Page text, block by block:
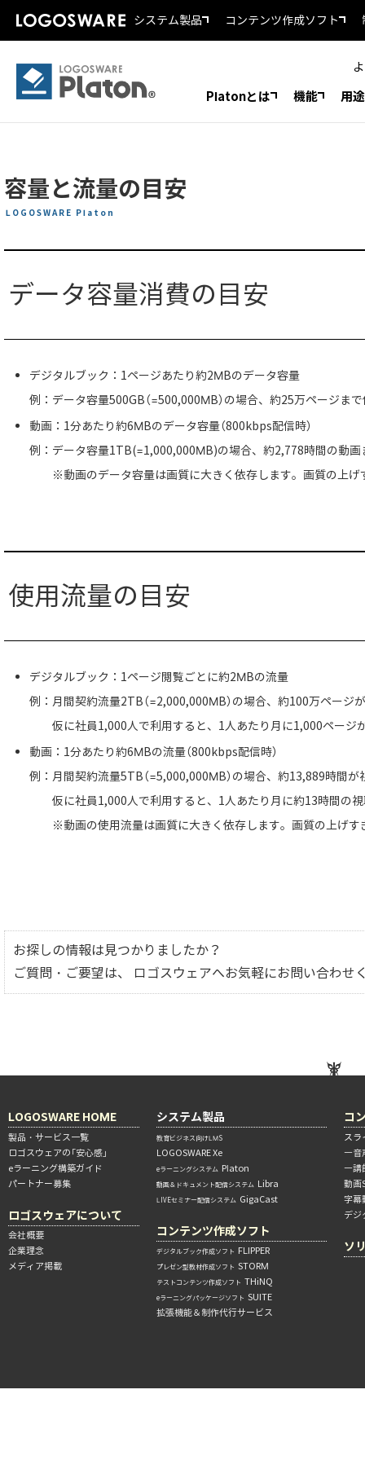
システム製品 コンテンツ作成ソフト
Platonとは 機能 用
容量と流量の目安
LOGOSWARE Platon
データ容量消費の目安
デジタルブック：1ページあたり約2MBのデータ容量
例：データ容量500GB（=500,000MB）の場合、約25万ページま
動画：1分あたり約6MBのデータ容量（800kbps配信時）
例：データ容量1TB(=1,000,000MB)の場合、約2,778時間の動画
※動画のデータ容量は画質に大きく依存します。画質の上げ
使用流量の目安
デジタルブック：1ページ閲覧ごとに約2MBの流量
例：月間契約流量2TB（=2,000,000MB）の場合、約100万ページ
仮に社員1,000人で利用すると、1人あたり月に1,000ページ
動画：1分あたり約6MBの流量（800kbps配信時）
例：月間契約流量5TB（=5,000,000MB）の場合、約13,889時間が
仮に社員1,000人で利用すると、1人あたり月に約13時間の
※動画の使用流量は画質に大きく依存します。画質の上げす
お探しの情報は見つかりましたか？
ご質問・ご要望は、 ロゴスウェアへお気軽にお問い合わせ
LOGOSWARE HOME
製品・サービス一覧
ロゴスウェアの「安心感」
eラーニング構築ガイド
パートナー募集
ロゴスウェアについて
会社概要
企業理念
メディア掲載
システム製品
教育ビジネス向けLMS
LOGOSWARE Xe
eラーニングシステム Platon
動画＆ドキュメント配信システム Libra
LIVEセミナー配信システム GigaCast
コンテンツ作成ソフト
デジタルブック作成ソフト FLIPPER
プレゼン型教材作成ソフト STORM
テストコンテンツ作成ソフト THiNQ
eラーニングパッケージソフト SUITE
拡張機能＆制作代行サービス
コ
ス
―音
―講
動画
字幕
デジ
ソ